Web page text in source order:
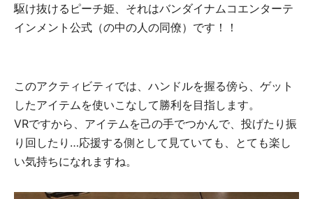
駆け抜けるピーチ姫、それはバンダイナムコエンターテ
インメント公式（の中の人の同僚）です！！
このアクティビティでは、ハンドルを握る傍ら、ゲット
したアイテムを使いこなして勝利を目指します。
VRですから、アイテムを己の手でつかんで、投げたり振
り回したり…応援する側として見ていても、とても楽し
い気持ちになれますね。